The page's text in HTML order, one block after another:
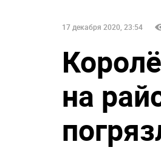
17 декабря 2020, 23:54
на